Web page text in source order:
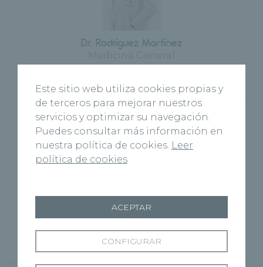
Dr. Rodríguez Martínez
Medicina General
más información
Dr. Rodríguez Mateos
Cirugía Plástica y Reparadora
Centro Médico Recoletas Angustias
más información
Este sitio web utiliza cookies propias y
de terceros para mejorar nuestros
servicios y optimizar su navegación.
Puedes consultar más información en
nuestra política de cookies. Leer
política de cookies
CONFIGURAR
ACEPTAR